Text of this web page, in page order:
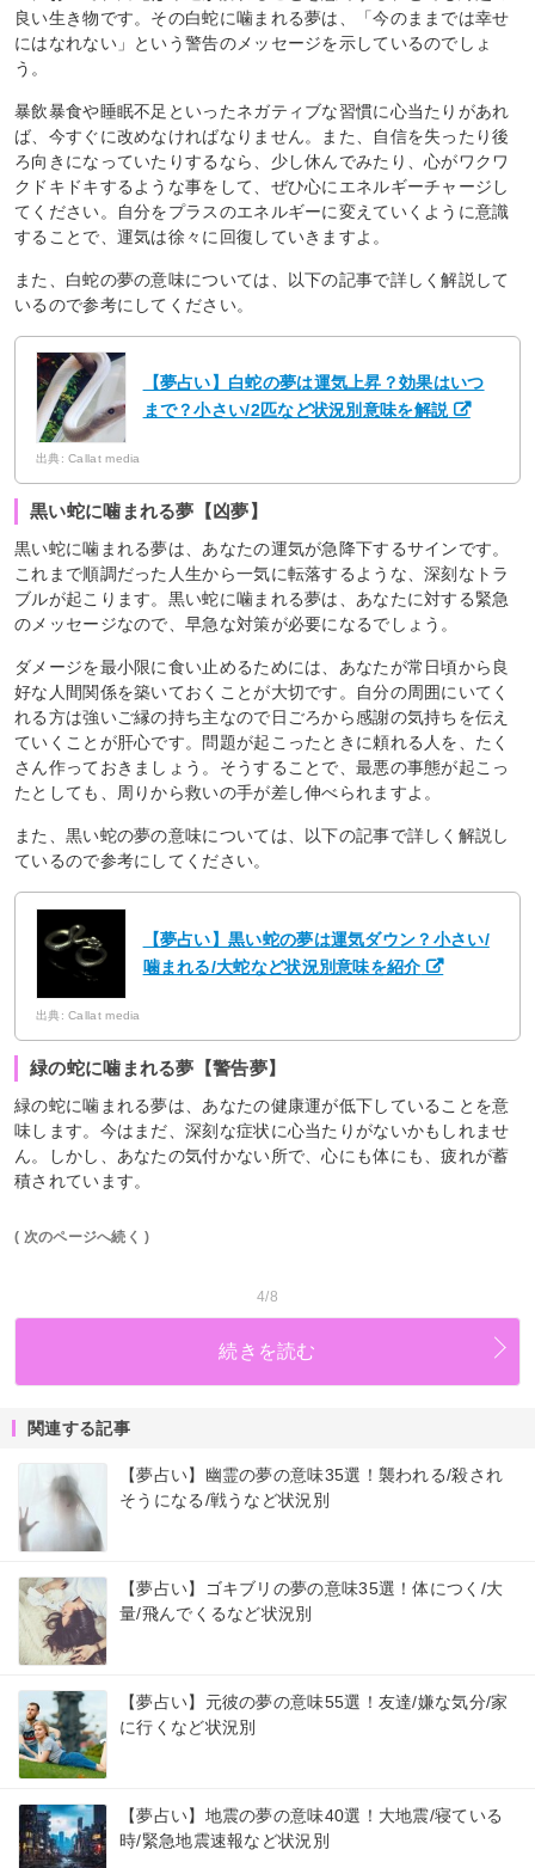
良い生き物です。その白蛇に噛まれる夢は、「今のままでは幸せ
にはなれない」という警告のメッセージを示しているのでしょ
う。
暴飲暴食や睡眠不足といったネガティブな習慣に心当たりがあれ
ば、今すぐに改めなければなりません。また、自信を失ったり後
ろ向きになっていたりするなら、少し休んでみたり、心がワクワ
クドキドキするような事をして、ぜひ心にエネルギーチャージし
てください。自分をプラスのエネルギーに変えていくように意識
することで、運気は徐々に回復していきますよ。
また、白蛇の夢の意味については、以下の記事で詳しく解説して
いるので参考にしてください。
【夢占い】白蛇の夢は運気上昇？効果はいつ
まで？小さい/2匹など状況別意味を解説
出典: Callat media
黒い蛇に噛まれる夢【凶夢】
黒い蛇に噛まれる夢は、あなたの運気が急降下するサインです。
これまで順調だった人生から一気に転落するような、深刻なトラ
ブルが起こります。黒い蛇に噛まれる夢は、あなたに対する緊急
のメッセージなので、早急な対策が必要になるでしょう。
ダメージを最小限に食い止めるためには、あなたが常日頃から良
好な人間関係を築いておくことが大切です。自分の周囲にいてく
れる方は強いご縁の持ち主なので日ごろから感謝の気持ちを伝え
ていくことが肝心です。問題が起こったときに頼れる人を、たく
さん作っておきましょう。そうすることで、最悪の事態が起こっ
たとしても、周りから救いの手が差し伸べられますよ。
また、黒い蛇の夢の意味については、以下の記事で詳しく解説し
ているので参考にしてください。
【夢占い】黒い蛇の夢は運気ダウン？小さい/
噛まれる/大蛇など状況別意味を紹介
出典: Callat media
緑の蛇に噛まれる夢【警告夢】
緑の蛇に噛まれる夢は、あなたの健康運が低下していることを意
味します。今はまだ、深刻な症状に心当たりがないかもしれませ
ん。しかし、あなたの気付かない所で、心にも体にも、疲れが蓄
積されています。
( 次のページへ続く )
4/8
続きを読む
関連する記事
【夢占い】幽霊の夢の意味35選！襲われる/殺され
そうになる/戦うなど状況別
【夢占い】ゴキブリの夢の意味35選！体につく/大
量/飛んでくるなど状況別
【夢占い】元彼の夢の意味55選！友達/嫌な気分/家
に行くなど状況別
【夢占い】地震の夢の意味40選！大地震/寝ている
時/緊急地震速報など状況別